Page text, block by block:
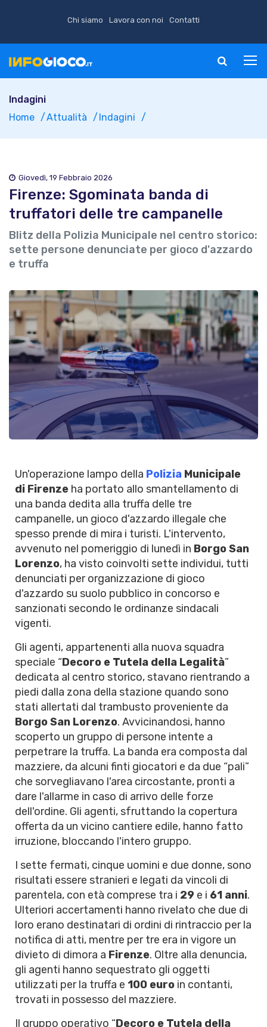
Chi siamo Lavora con noi Contatti
Indagini
Home
Attualità Indagini
Giovedì, 19 Febbraio 2026
Firenze: Sgominata banda di
truffatori delle tre campanelle
Blitz della Polizia Municipale nel centro storico:
sette persone denunciate per gioco d'azzardo
e truffa
Un'operazione lampo della Polizia Municipale
di Firenze ha portato allo smantellamento di
una banda dedita alla truffa delle tre
campanelle, un gioco d'azzardo illegale che
spesso prende di mira i turisti. L'intervento,
avvenuto nel pomeriggio di lunedì in Borgo San
Lorenzo, ha visto coinvolti sette individui, tutti
denunciati per organizzazione di gioco
d'azzardo su suolo pubblico in concorso e
sanzionati secondo le ordinanze sindacali
vigenti.
Gli agenti, appartenenti alla nuova squadra
speciale “Decoro e Tutela della Legalità”
dedicata al centro storico, stavano rientrando a
piedi dalla zona della stazione quando sono
stati allertati dal trambusto proveniente da
Borgo San Lorenzo. Avvicinandosi, hanno
scoperto un gruppo di persone intente a
perpetrare la truffa. La banda era composta dal
mazziere, da alcuni finti giocatori e da due “pali”
che sorvegliavano l'area circostante, pronti a
dare l'allarme in caso di arrivo delle forze
dell'ordine. Gli agenti, sfruttando la copertura
offerta da un vicino cantiere edile, hanno fatto
irruzione, bloccando l'intero gruppo.
I sette fermati, cinque uomini e due donne, sono
risultati essere stranieri e legati da vincoli di
parentela, con età comprese tra i 29 e i 61 anni.
Ulteriori accertamenti hanno rivelato che due di
loro erano destinatari di ordini di rintraccio per la
notifica di atti, mentre per tre era in vigore un
divieto di dimora a Firenze. Oltre alla denuncia,
gli agenti hanno sequestrato gli oggetti
utilizzati per la truffa e 100 euro in contanti,
trovati in possesso del mazziere.
Il gruppo operativo “Decoro e Tutela della